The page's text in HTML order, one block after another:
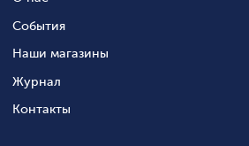
События
Наши магазины
Журнал
Контакты